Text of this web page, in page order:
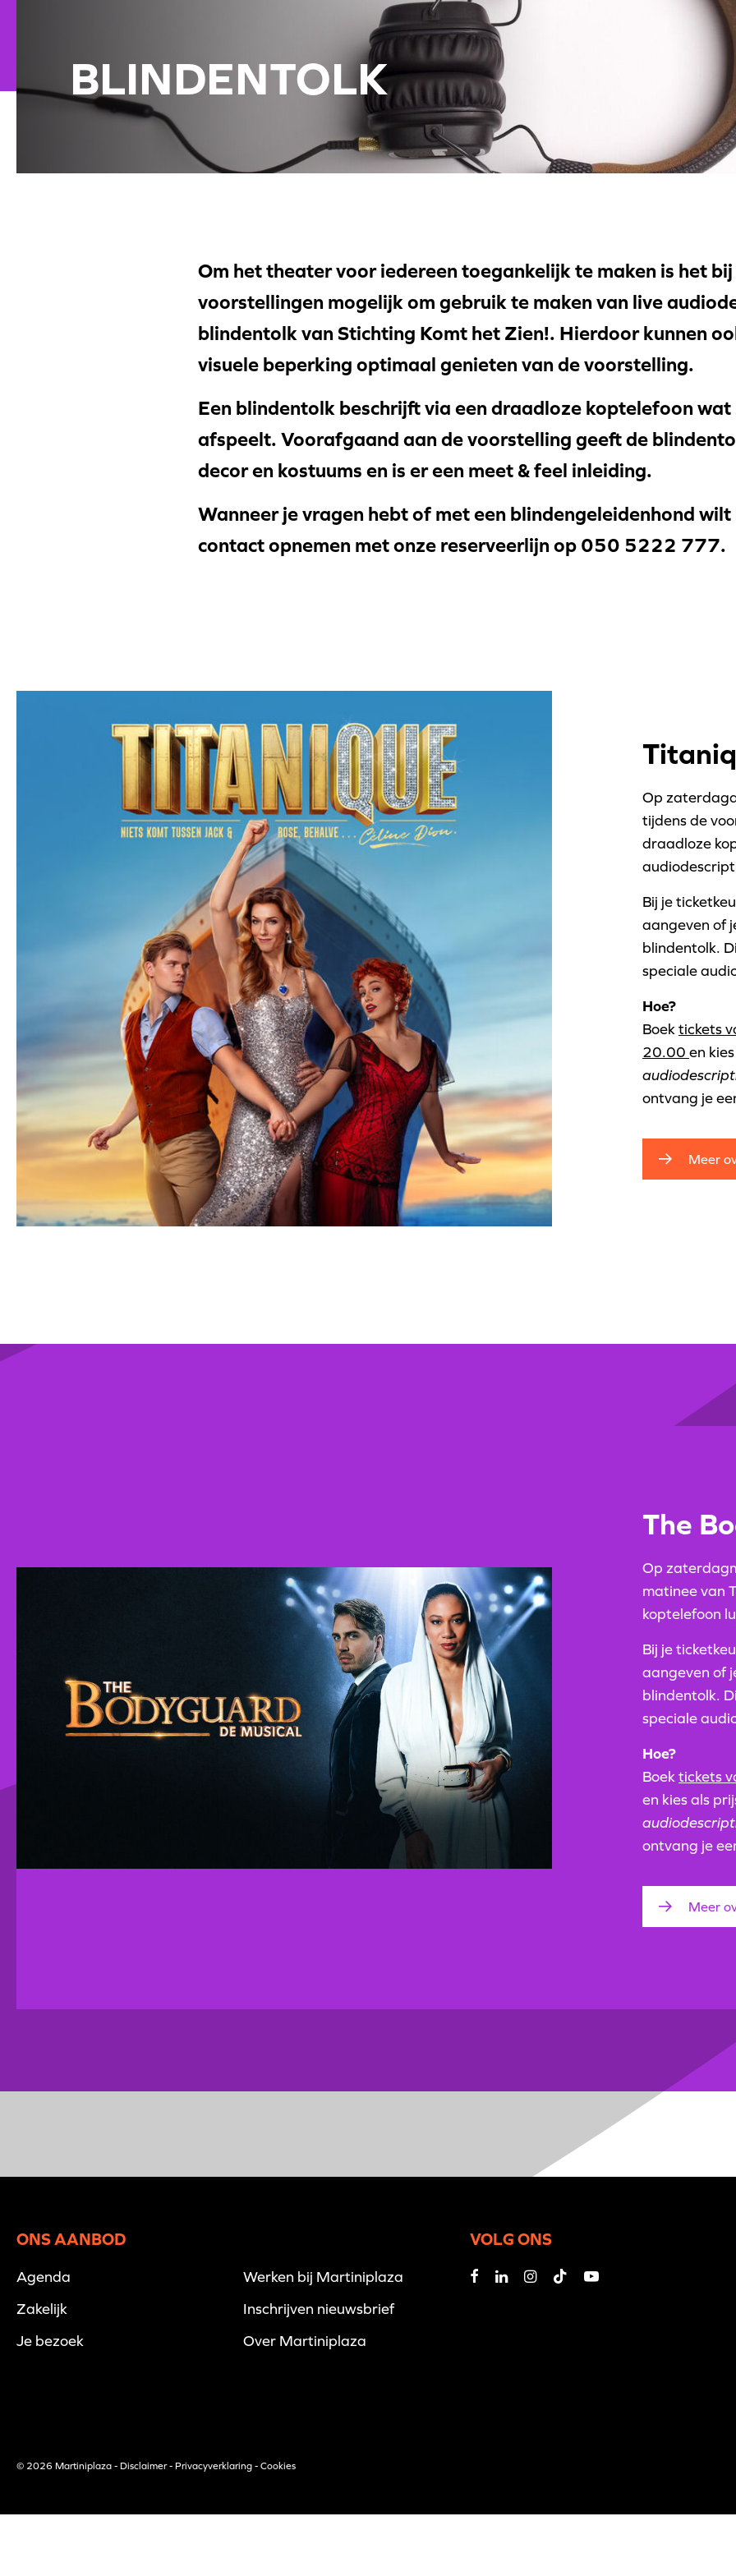
BLINDENTOLK
Om het theater voor iedereen toegankelijk te maken is het
voorstellingen mogelijk om gebruik te maken van live
blindentolk van Stichting Komt het Zien!. Hierdoor kunnen
visuele beperking optimaal genieten van de voorstelling.
Een blindentolk beschrijft via een draadloze koptelefoon wat
afspeelt. Voorafgaand aan de voorstelling geeft de
decor en kostuums en is er een meet & feel inleiding.
Wanneer je vragen hebt of met een blindengeleidenhond wilt
contact opnemen met onze reserveerlijn op 050 5222 777.
Op
tijdens de
draadloze
Bij je
aangeven of
blindentolk.
speciale
Hoe?
Boektickets
20.00 en
ontvang je
Meer
The
Op
matinee van
koptelefoon
Bij je
aangeven of
blindentolk.
speciale
Hoe?
Boektickets
en kies als
ontvang je
Meer
ONS AANBOD
Agenda
Zakelijk
Je bezoek
Werken bij Martiniplaza
Inschrijven nieuwsbrief
Over Martiniplaza
VOLG ONS
© 2026 Martiniplaza - Disclaimer- Privacyverklaring - Cookies